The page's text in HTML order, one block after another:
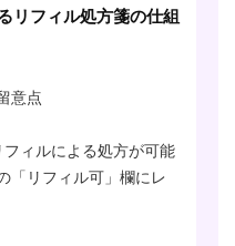
リフィル処方箋の仕組
意点
ィルによる処方が可能
「リフィル可」欄にレ